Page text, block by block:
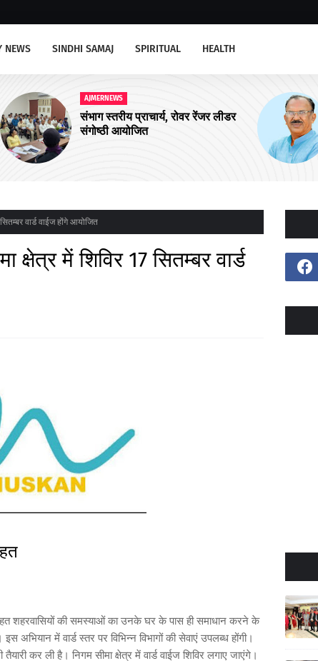
NEWS SINDHI SAMAJ SPIRITUAL HEALTH
AJMERNEWS
अजमेर उत्तर को चार और आयुष्मान शहरी
आरोग्य मंदिरों की सौगात
वार्ड वाईज होंगे आयोजित
क्षेत्र में शिविर 17 सितम्बर वार्ड
शहरवासियों की समस्याओं का उनके घर के पास ही समाधान करने के
अभियान में वार्ड स्तर पर विभिन्न विभागों की सेवाएं उपलब्ध होंगी।
कर ली है। निगम सीमा क्षेत्र में वार्ड वाईज शिविर लगाए जाएंगे।